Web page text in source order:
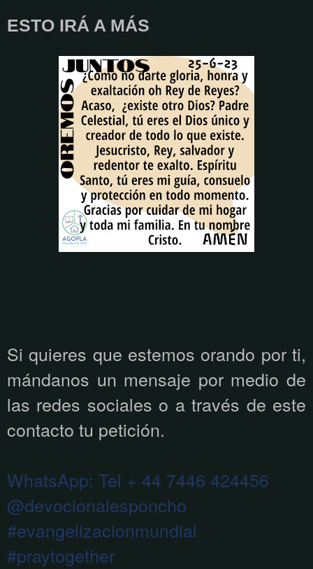
ESTO IRÁ A MÁS
Si quieres que estemos orando por ti,
mándanos un mensaje por medio de
las redes sociales o a través de este
contacto tu petición.
WhatsApp: Tel + 44 7446 424456
@devocionalesponcho
#evangelizacionmundial
#praytogether